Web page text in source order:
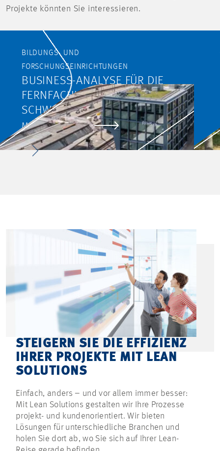
Projekte könnten Sie interessieren.
BILDUNGS- UND
FORSCHUNGSEINRICHTUNGEN
BUSINESS-ANALYSE FÜR DIE
FERNFACHHOCHSCHULE
SCHWEIZ (FFHS)
MEHR ERFAHREN
STEIGERN SIE DIE EFFIZIENZ
IHRER PROJEKTE MIT LEAN
SOLUTIONS
Einfach, anders – und vor allem immer besser:
Mit Lean Solutions gestalten wir Ihre Prozesse
projekt- und kundenorientiert. Wir bieten
Lösungen für unterschiedliche Branchen und
holen Sie dort ab, wo Sie sich auf Ihrer Lean-